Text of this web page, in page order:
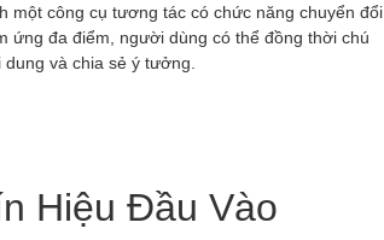
một công cụ tương tác có chức năng chuyển đổi
ứng đa điểm, người dùng có thể đồng thời chú
và chia sẻ ý tưởng.
Hiệu Đầu Vào